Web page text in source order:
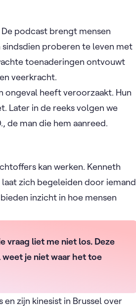
podcast brengt mensen
proberen te leven met
toenaderingen ontvouwt
veerkracht.
ongeval heeft veroorzaakt. Hun
Later in de reeks volgen we
de man die hem aanreed.
kan werken. Kenneth
zich begeleiden door iemand
inzicht in hoe mensen
vraag liet me niet los. Deze
je niet waar het toe
zijn kinesist in Brussel over